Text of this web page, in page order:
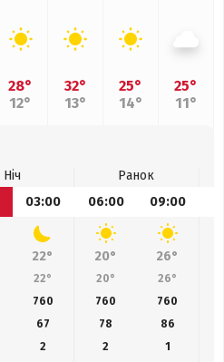
28°
12°
32°
13°
25°
14°
25°
11°
Ніч
Ранок
03:00 06:00 09:00
22° 20° 26°
22° 20° 26°
760 760 760
67 78 86
2 2
1